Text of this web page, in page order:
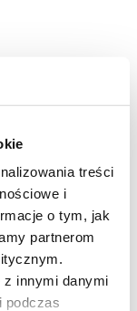
treści
i
o tym, jak
partnerom
z innymi danymi
podczas